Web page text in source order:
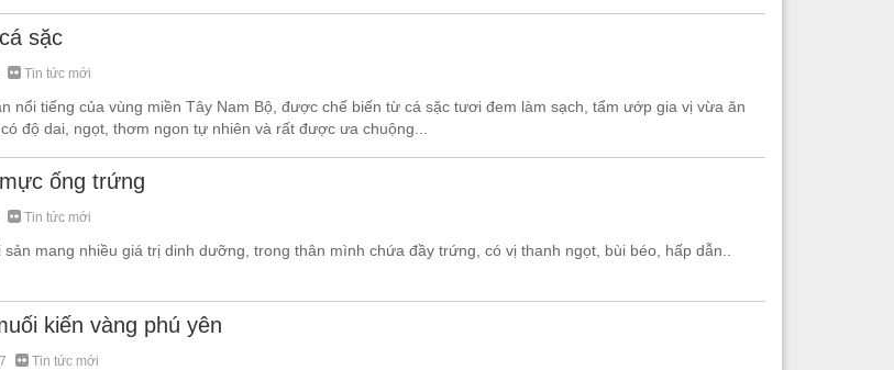
sặc
Tin tức mới
nổi tiếng của vùng miền Tây Nam Bộ, được chế biến từ cá sặc tươi đem làm sạch, tẩm ướp gia vị vừa ăn
độ dai, ngọt, thơm ngon tự nhiên và rất được ưa chuộng...
ống trứng
Tin tức mới
mang nhiều giá trị dinh dưỡng, trong thân mình chứa đầy trứng, có vị thanh ngọt, bùi béo, hấp dẫn..
kiến vàng phú yên
Tin tức mới